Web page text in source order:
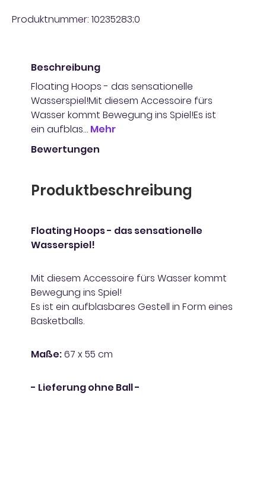
Produktnummer: 10235283;0
Beschreibung
Floating Hoops - das sensationelle
Wasserspiel!Mit diesem Accessoire fürs
Wasser kommt Bewegung ins Spiel!Es ist
ein aufblas… Mehr
Bewertungen
Produktbeschreibung
Floating Hoops - das sensationelle
Wasserspiel!
Mit diesem Accessoire fürs Wasser kommt
Bewegung ins Spiel!
Es ist ein aufblasbares Gestell in Form eines
Basketballs.
Maße:67 x 55 cm
- Lieferung ohne Ball -